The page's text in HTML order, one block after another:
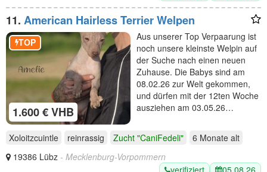
11. American Hairless Terrier Welpen
1.600 € VHB
TOP
Aus unserer Top Verpaarung ist
noch unsere kleinste Welpin auf
der Suche nach einen neuen
Zuhause. Die Babys sind am
08.02.26 zur Welt gekommen,
und dürfen mit der 12ten Woche
ausziehen am 03.05.26…
Xoloitzcuintle reinrassig Zucht "CaniFedeli" 6 Monate alt
19386 Lübz - Mecklenburg-Vorpommern